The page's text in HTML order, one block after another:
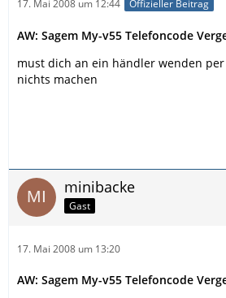
17. Mai 2008 um 12:44 Offizieller Beitrag
AW: Sagem My-v55 Telefoncode
must dich an ein händler wenden
nichts machen
minibacke
Gast
17. Mai 2008 um 13:20
AW: Sagem My-v55 Telefoncode